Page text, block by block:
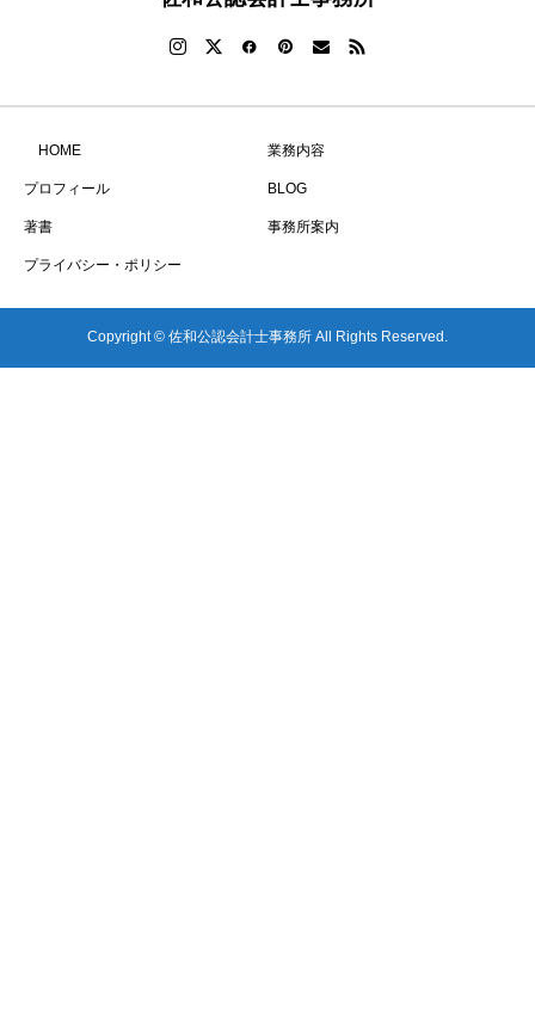
HOME 業務内容
プロフィール BLOG
著書 事務所案内
プライバシー・ポリシー
Copyright © 佐和公認会計士事務所 All Rights Reserved.